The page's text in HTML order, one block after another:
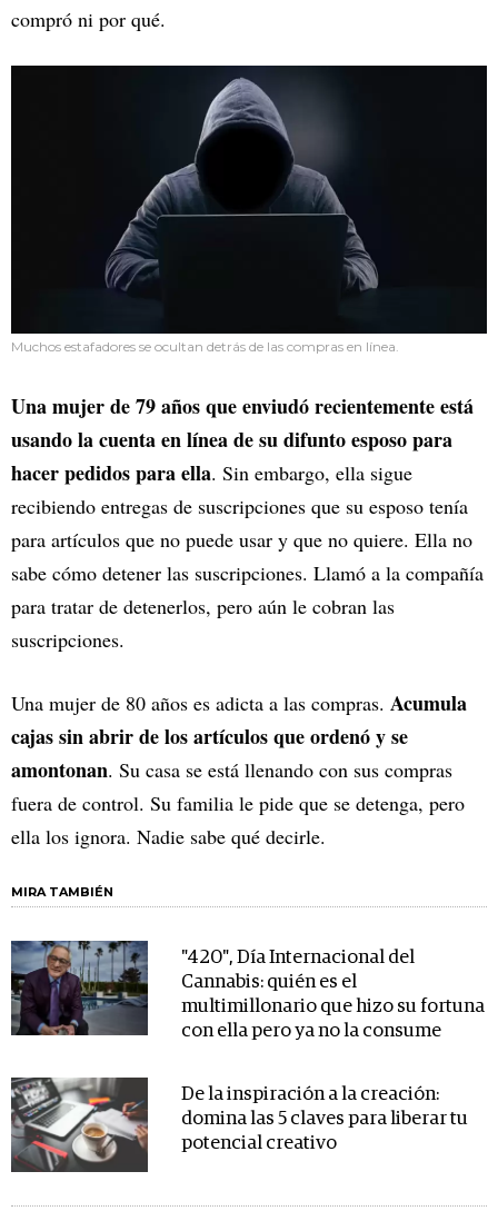
compró ni por qué.
Muchos estafadores se ocultan detrás de las compras en línea.
Una mujer de 79 años que enviudó recientemente está
usando la cuenta en línea de su difunto esposo para
hacer pedidos para ella. Sin embargo, ella sigue
recibiendo entregas de suscripciones que su esposo tenía
para artículos que no puede usar y que no quiere. Ella no
sabe cómo detener las suscripciones. Llamó a la compañía
para tratar de detenerlos, pero aún le cobran las
suscripciones.
Una mujer de 80 años es adicta a las compras. Acumula
cajas sin abrir de los artículos que ordenó y se
amontonan. Su casa se está llenando con sus compras
fuera de control. Su familia le pide que se detenga, pero
ella los ignora. Nadie sabe qué decirle.
MIRA TAMBIÉN
"420", Día Internacional del
Cannabis: quién es el
multimillonario que hizo su fortuna
con ella pero ya no la consume
De la inspiración a la creación:
domina las 5 claves para liberar tu
potencial creativo